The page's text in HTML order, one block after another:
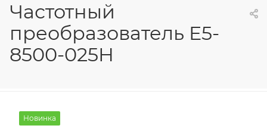
Частотный
преобразователь E5-
8500-025H
Новинка